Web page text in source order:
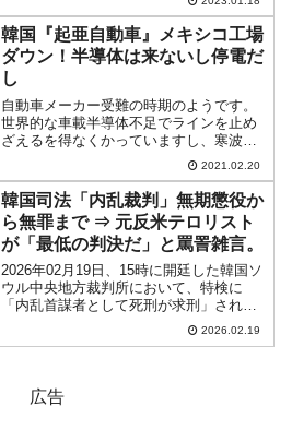
時「1ドル＝1,246ウォン」までウォン安
が進行したのですが、すっ...
韓国『起亜自動車』メキシコ工場
ダウン！半導体は来ないし停電だ
し
自動車メーカー受難の時期のようです。
世界的な車載半導体不足でラインを止め
ざえるを得なくかっていますし、寒波に
よる電力需要急騰によって工場のシャッ
トダウンを求められています。韓国企業
もこの直撃を受けました。2021年02月17
日(水)夜（現地...
2021.02.20
韓国司法「内乱裁判」無期懲役か
ら無罪まで ⇒ 元反米テロリスト
が「最低の判決だ」と罵詈雑言。
2026年02月19日、15時に開廷した韓国ソ
ウル中央地方裁判所において、特検に
「内乱首謀者として死刑が求刑」された
尹錫悦（ユン・ソギョル）前大統領は
「無期懲役」の判決を受けました。これ
2026.02.19
広告